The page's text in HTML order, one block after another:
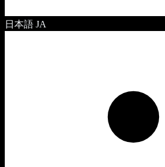
日本語 JA